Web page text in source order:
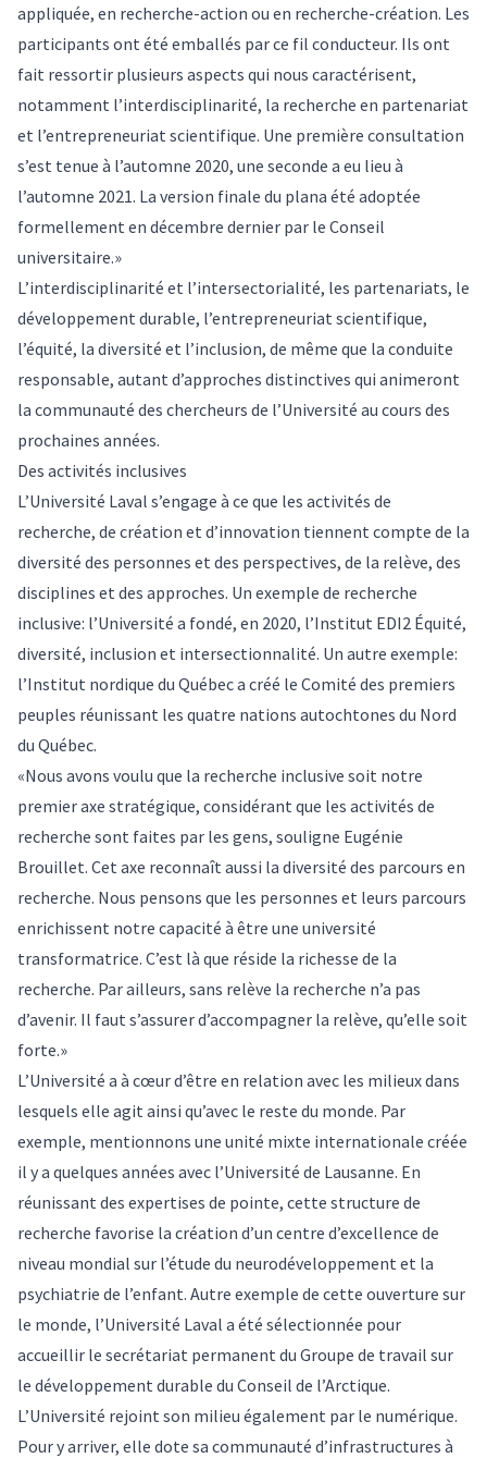
appliquée, en recherche-action ou en recherche-création. Les
participants ont été emballés par ce fil conducteur. Ils ont
fait ressortir plusieurs aspects qui nous caractérisent,
notamment l’interdisciplinarité, la recherche en partenariat
et l’entrepreneuriat scientifique. Une première consultation
s’est tenue à l’automne 2020, une seconde a eu lieu à
l’automne 2021. La version finale du plana été adoptée
formellement en décembre dernier par le Conseil
universitaire.»
L’interdisciplinarité et l’intersectorialité, les partenariats, le
développement durable, l’entrepreneuriat scientifique,
l’équité, la diversité et l’inclusion, de même que la conduite
responsable, autant d’approches distinctives qui animeront
la communauté des chercheurs de l’Université au cours des
prochaines années.
Des activités inclusives
L’Université Laval s’engage à ce que les activités de
recherche, de création et d’innovation tiennent compte de la
diversité des personnes et des perspectives, de la relève, des
disciplines et des approches. Un exemple de recherche
inclusive: l’Université a fondé, en 2020, l’Institut EDI2 Équité,
diversité, inclusion et intersectionnalité. Un autre exemple:
l’Institut nordique du Québec a créé le Comité des premiers
peuples réunissant les quatre nations autochtones du Nord
du Québec.
«Nous avons voulu que la recherche inclusive soit notre
premier axe stratégique, considérant que les activités de
recherche sont faites par les gens, souligne Eugénie
Brouillet. Cet axe reconnaît aussi la diversité des parcours en
recherche. Nous pensons que les personnes et leurs parcours
enrichissent notre capacité à être une université
transformatrice. C’est là que réside la richesse de la
recherche. Par ailleurs, sans relève la recherche n’a pas
d’avenir. Il faut s’assurer d’accompagner la relève, qu’elle soit
forte.»
L’Université a à cœur d’être en relation avec les milieux dans
lesquels elle agit ainsi qu’avec le reste du monde. Par
exemple, mentionnons une unité mixte internationale créée
il y a quelques années avec l’Université de Lausanne. En
réunissant des expertises de pointe, cette structure de
recherche favorise la création d’un centre d’excellence de
niveau mondial sur l’étude du neurodéveloppement et la
psychiatrie de l’enfant. Autre exemple de cette ouverture sur
le monde, l’Université Laval a été sélectionnée pour
accueillir le secrétariat permanent du Groupe de travail sur
le développement durable du Conseil de l’Arctique.
L’Université rejoint son milieu également par le numérique.
Pour y arriver, elle dote sa communauté d’infrastructures à